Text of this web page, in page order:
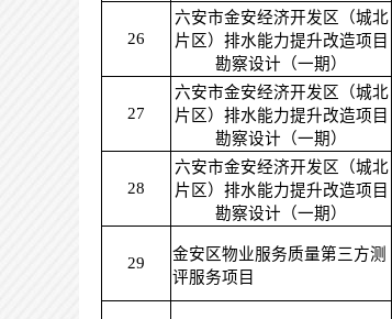
26
六安市金安经济开发区（城北
片区）排水能力提升改造项目
勘察设计（一期）
27
六安市金安经济开发区（城北
片区）排水能力提升改造项目
勘察设计（一期）
28
六安市金安经济开发区（城北
片区）排水能力提升改造项目
勘察设计（一期）
29
金安区物业服务质量第三方测
评服务项目